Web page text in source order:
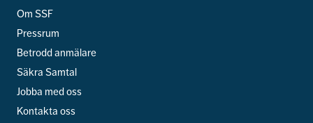
Om SSF
Pressrum
Betrodd anmälare
Säkra Samtal
Jobba med oss
Kontakta oss